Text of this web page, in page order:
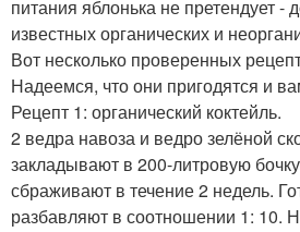
питания яблонька не претендует -
известных органических и
Вот несколько проверенных
Надеемся, что они пригодятся и
Рецепт 1: органический коктейль.
2 ведра навоза и ведро зелёной
закладывают в 200-литровую
сбраживают в течение 2 недель.
разбавляют в соотношении 1: 10.